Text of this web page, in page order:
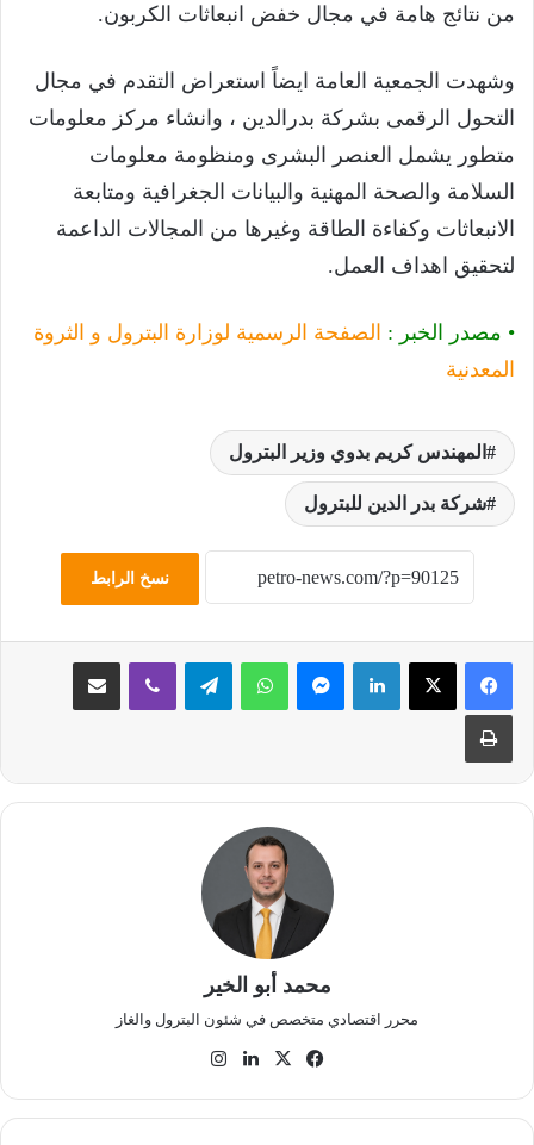
من نتائج هامة في مجال خفض انبعاثات الكربون.
وشهدت الجمعية العامة ايضاً استعراض التقدم في مجال
التحول الرقمى بشركة بدرالدين ، وانشاء مركز معلومات
متطور يشمل العنصر البشرى ومنظومة معلومات
السلامة والصحة المهنية والبيانات الجغرافية ومتابعة
الانبعاثات وكفاءة الطاقة وغيرها من المجالات الداعمة
لتحقيق اهداف العمل.
• مصدر الخبر : الصفحة الرسمية لوزارة البترول و الثروة
المعدنية
المهندس كريم بدوي وزير البترول
شركة بدر الدين للبترول
نسخ الرابط
لينكدإن ماسنجر واتساب تيلقرام ڤايبر مشاركة عبر البريد
طباعة
محمد أبو الخير
محرر اقتصادي متخصص في شئون البترول والغاز
فيسبوك
‫X لينكدإن